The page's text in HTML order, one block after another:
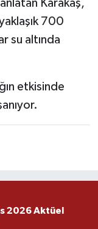
Karakaş,
700
su altında
etkisinde
2026 Aktüel